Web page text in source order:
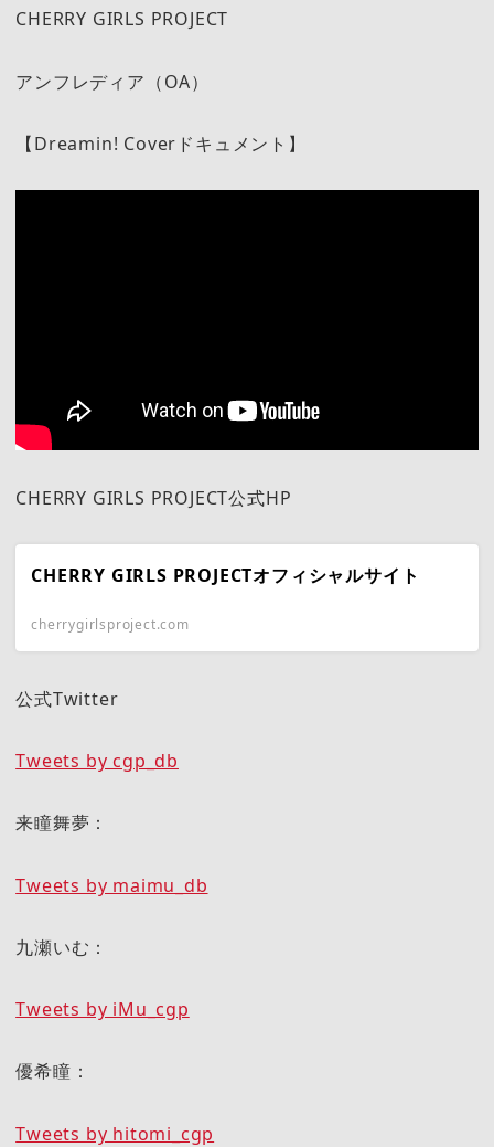
CHERRY GIRLS PROJECT
アンフレディア（OA）
【Dreamin! Coverドキュメント】
CHERRY GIRLS PROJECT公式HP
CHERRY GIRLS PROJECTオフィシャルサイト
cherrygirlsproject.com
公式Twitter
Tweets by cgp_db
来瞳舞夢：
Tweets by maimu_db
九瀬いむ：
Tweets by iMu_cgp
優希瞳：
Tweets by hitomi_cgp